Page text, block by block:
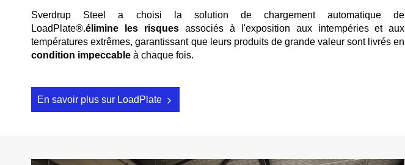
Sverdrup Steel a choisi la solution de chargement automatique de
LoadPlate®.élimine les risques associés à l'exposition aux intempéries et aux
températures extrêmes, garantissant que leurs produits de grande valeur sont livrés en
condition impeccable à chaque fois.
En savoir plus sur LoadPlate